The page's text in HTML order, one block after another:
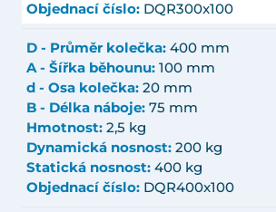
Objednací číslo: DQR300x100
D - Průměr kolečka: 400 mm
A - Šířka běhounu: 100 mm
d - Osa kolečka: 20 mm
B - Délka náboje: 75 mm
Hmotnost: 2,5 kg
Dynamická nosnost: 200 kg
Statická nosnost: 400 kg
Objednací číslo: DQR400x100